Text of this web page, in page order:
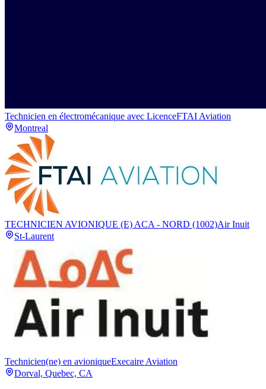
Technicien en électromécanique avec LicenceFTAI Aviation
Montreal
TECHNICIEN AVIONIQUE (E) ACA - NORD (1002)Air Inuit
St-Laurent
Technicien(ne) en avioniqueExecaire Aviation
Dorval, Quebec, CA